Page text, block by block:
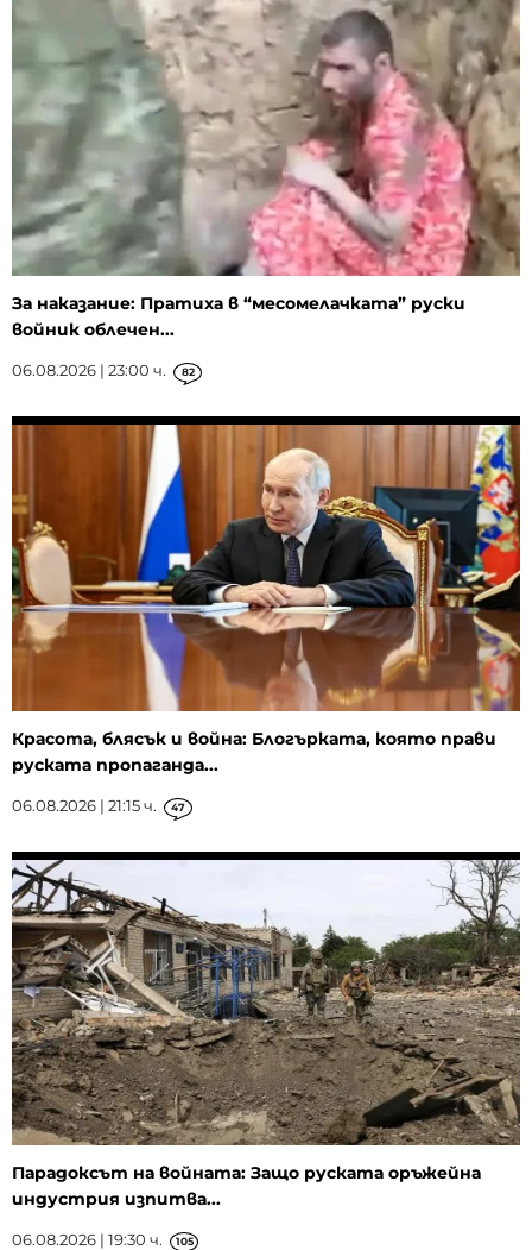
За наказание: Пратиха в “месомелачката” руски
войник облечен...
06.08.2026 | 23:00 ч. 82
Красота, блясък и война: Блогърката, която прави
руската пропаганда...
06.08.2026 | 21:15 ч. 47
Парадоксът на войната: Защо руската оръжейна
индустрия изпитва...
06.08.2026 | 19:30 ч. 105